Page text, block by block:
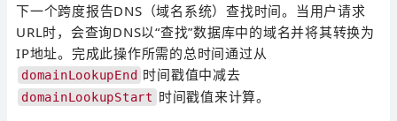
下一个跨度报告DNS（域名系统）查找时间。当用户请求
URL时，会查询DNS以“查找”数据库中的域名并将其转换为
IP地址。完成此操作所需的总时间通过从
domainLookupEnd 时间戳值中减去
domainLookupStart 时间戳值来计算。